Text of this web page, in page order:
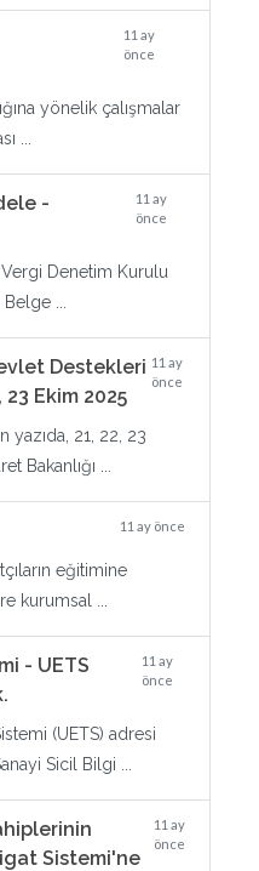
11 ay
önce
yönelik çalışmalar
...
-
11 ay
önce
Vergi Denetim Kurulu
...
Destekleri
23 Ekim 2025
11 ay
önce
yazıda, 21, 22, 23
Bakanlığı ...
11 ay önce
eğitimine
kurumsal ...
- UETS
11 ay
önce
(UETS) adresi
Sicil Bilgi ...
Sistemi'ne
11 ay
önce